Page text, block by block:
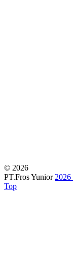
© 2026
PT.Fros Yunior 2026
Top